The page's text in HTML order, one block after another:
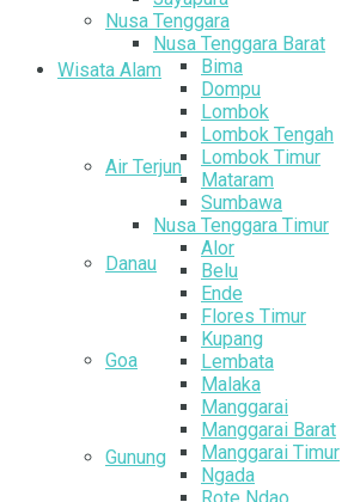
Wisata Alam
Air Terjun
Danau
Goa
Gunung
Nusa Tenggara
Nusa Tenggara Barat
Bima
Dompu
Lombok
Lombok Tengah
Lombok Timur
Mataram
Sumbawa
Nusa Tenggara Timur
Alor
Belu
Ende
Flores Timur
Kupang
Lembata
Malaka
Manggarai
Manggarai Barat
Manggarai Timur
Ngada